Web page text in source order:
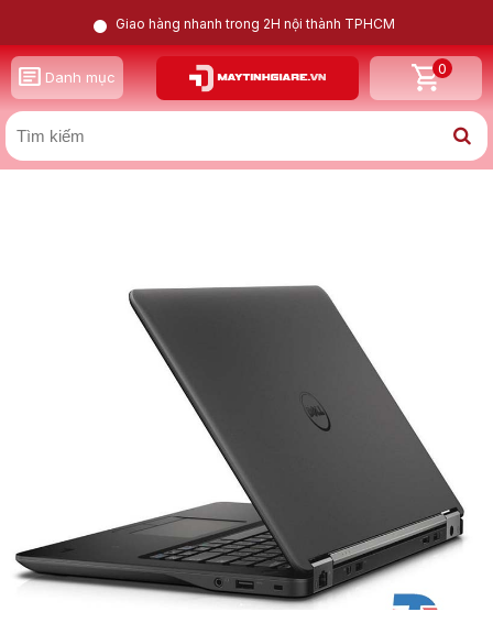
Giao hàng nhanh trong 2H nội thành TPHCM
Danh mục 0
GỌI LẠI CHO TÔI X
Dell Latitude E7470 i5 6300U | Intel HD Graphics | 8GB |
Nữ